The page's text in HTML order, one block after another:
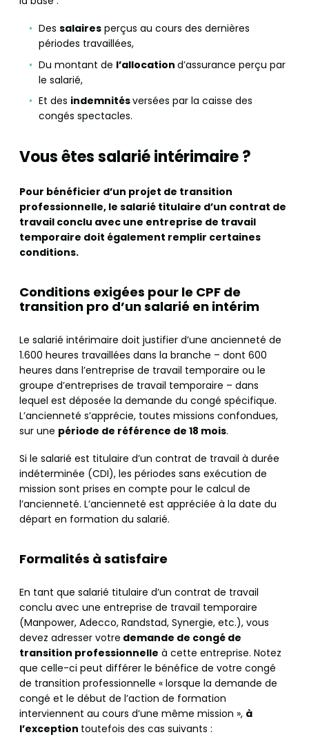
Des salaires perçus au cours des dernières
périodes travaillées,
Du montant de l’allocation d’assurance perçu par
le salarié,
Et des indemnitésversées par la caisse des
congés spectacles.
Vous êtes salarié intérimaire ?
Pour bénéficier d’un projet de transition
professionnelle, le salarié titulaire d’un contrat de
travail conclu avec une entreprise de travail
temporaire doit également remplir certaines
conditions.
Conditions exigées pour le CPF de
transition pro d’un salarié en intérim
Le salarié intérimaire doit justifier d’une ancienneté de
1.600 heures travaillées dans la branche – dont 600
heures dans l’entreprise de travail temporaire ou le
groupe d’entreprises de travail temporaire – dans
lequel est déposée la demande du congé spécifique.
L’ancienneté s’apprécie, toutes missions confondues,
sur une période de référence de 18 mois.
Si le salarié est titulaire d’un contrat de travail à durée
indéterminée (CDI), les périodes sans exécution de
mission sont prises en compte pour le calcul de
l’ancienneté. L’ancienneté est appréciée à la date du
départ en formation du salarié.
Formalités à satisfaire
En tant que salarié titulaire d’un contrat de travail
conclu avec une entreprise de travail temporaire
(Manpower, Adecco, Randstad, Synergie, etc.), vous
devez adresser votre demande de congé de
transition professionnelle à cette entreprise. Notez
que celle-ci peut différer le bénéfice de votre congé
de transition professionnelle « lorsque la demande de
congé et le début de l’action de formation
interviennent au cours d’une même mission », à
l’exception toutefois des cas suivants :